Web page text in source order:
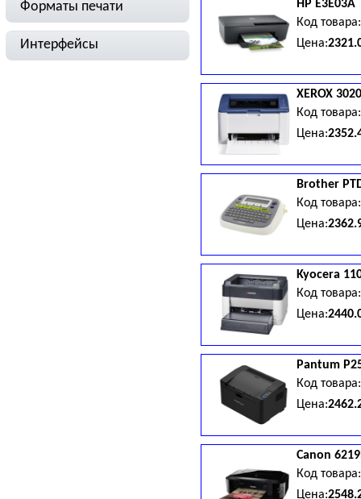
Форматы печати
Интерфейсы
HP E3E03A
Код
Цена:
XEROX
Код
Цена:
Brother
Код
Цена:
Kyocera
Код
Цена:
Pantum
Код
Цена:
Canon
Код
Цена: